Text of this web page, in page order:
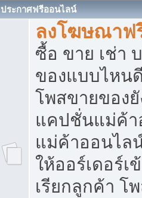
ประกาศฟรีออนไลน์
ลงโฆษณาฟ
ซื้อ ขาย เช่า
ของแบบไหน
โพสขายของยั
แคปชั่นแม่ค้
แม่ค้าออนไล
ให้ออร์เดอร์เ
เรียกลูกค้า โ